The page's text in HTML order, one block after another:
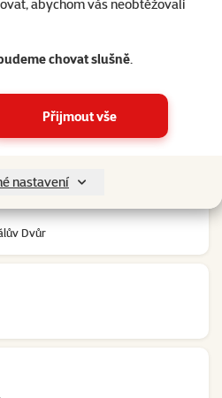
abychom vás neobtěžovali
chovat slušně.
Přijmout vše
nastavení
Dvůr